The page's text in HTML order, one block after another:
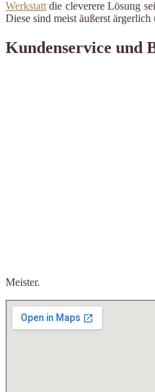
Werkstatt die cleverere Lösung
Diese sind meist äußerst
Kundenservice und
Meister.